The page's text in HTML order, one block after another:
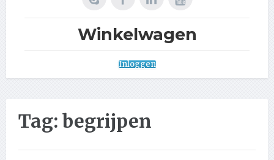
Winkelwagen
Inloggen
Tag: begrijpen